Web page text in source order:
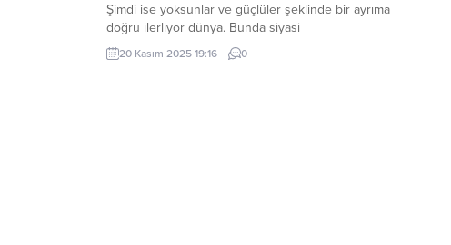
Şimdi ise yoksunlar ve güçlüler şeklinde bir ayrıma
doğru ilerliyor dünya. Bunda siyasi
sınıfların neoliberal piyasa kapitalizminin birer ulağı
haline gelmesinin ve ezilenlerin zalimlere yönelik
20 Kasım 2025 19:16 0